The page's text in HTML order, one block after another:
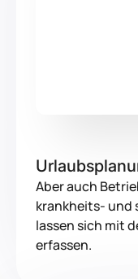
Aber auch
krankheits- und
lassen sich mit
erfassen.